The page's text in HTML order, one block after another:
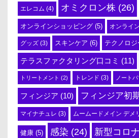
エレコム (4) オミクロン株 (26)
オンラインショッピング (5) オンライ
グッズ (3) スキンケア (6) テクノロジ
テラスファクタリング口コミ (11)
トリートメント (2) トレンド (3) ノート
フィンジア (10) フィンジア初
マイナチュレ (3) ムームードメイン デメ
健康 (5) 感染 (24) 新型コロ